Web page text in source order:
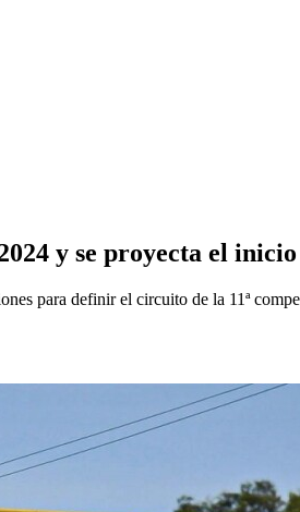
y se proyecta el inicio
para definir el circuito de la 11ª